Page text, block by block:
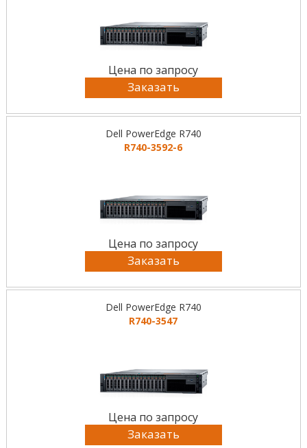
Цена по запросу
Заказать
Dell PowerEdge R740
R740-3592-6
Цена по запросу
Заказать
Dell PowerEdge R740
R740-3547
Цена по запросу
Заказать